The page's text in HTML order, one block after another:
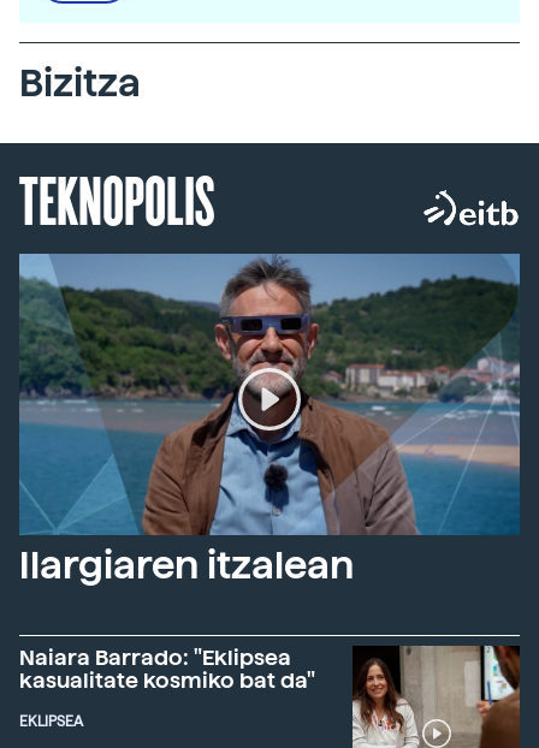
Bizitza
TEKNOPOLIS
Ilargiaren itzalean
Naiara Barrado: "Eklipsea
kasualitate kosmiko bat da"
EKLIPSEA